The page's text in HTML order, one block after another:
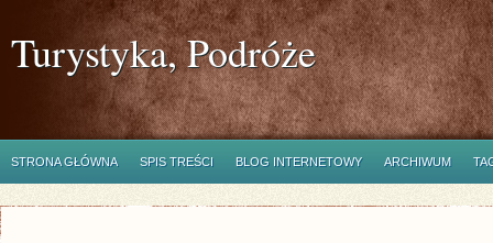
Turystyka, Podróże
STRONA GŁÓWNA SPIS TREŚCI BLOG INTERNETOWY ARCHIWUM